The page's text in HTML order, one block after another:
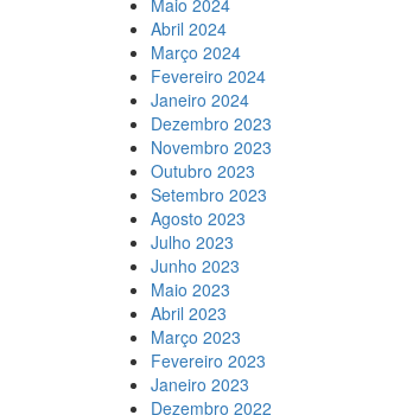
Abril 2024
Março 2024
Fevereiro 2024
Janeiro 2024
Dezembro 2023
Novembro 2023
Outubro 2023
Setembro 2023
Agosto 2023
Julho 2023
Junho 2023
Maio 2023
Abril 2023
Março 2023
Fevereiro 2023
Janeiro 2023
Dezembro 2022